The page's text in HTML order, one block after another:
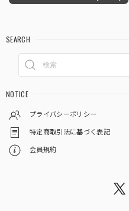
SEARCH
NOTICE
プライバシーポリシー
特定商取引法に基づく表記
会員規約